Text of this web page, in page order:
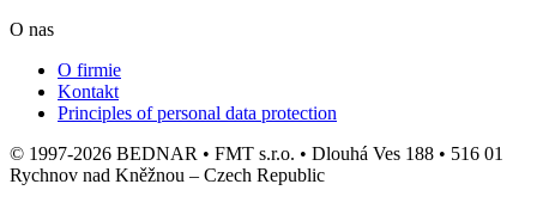
O nas
O firmie
Kontakt
Principles of personal data protection
© 1997-2026 BEDNAR • FMT s.r.o. • Dlouhá Ves 188 • 516 01
Rychnov nad Kněžnou – Czech Republic